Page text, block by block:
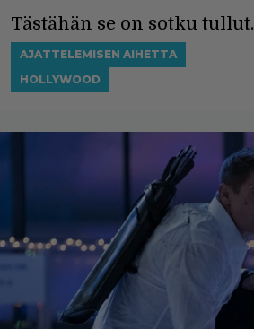
Tästähän se on sotku tullut.
AJATTELEMISEN AIHETTA
HOLLYWOOD